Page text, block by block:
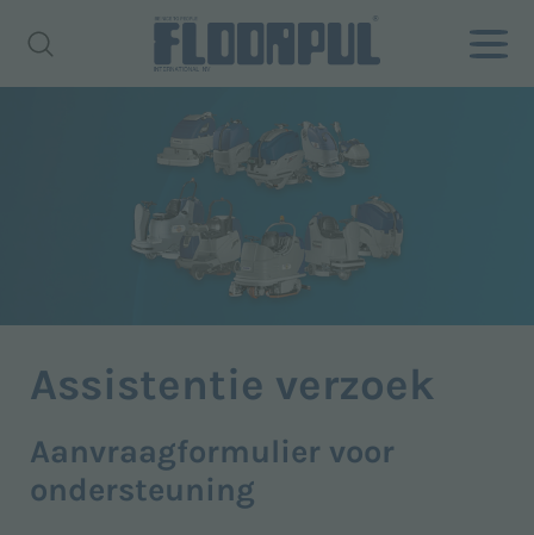
Assistentie verzoek
Aanvraagformulier voor
ondersteuning